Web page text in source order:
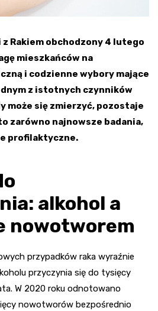
z Rakiem obchodzony 4 lutego
mieszkańców na
i codzienne wybory mające
z istotnych czynników
może się zmierzyć, pozostaje
zarówno najnowsze badania,
profilaktyczne.
alkohol a
nowotworem
przypadków raka wyraźnie
przyczynia się do tysięcy
W 2020 roku odnotowano
nowotworów bezpośrednio